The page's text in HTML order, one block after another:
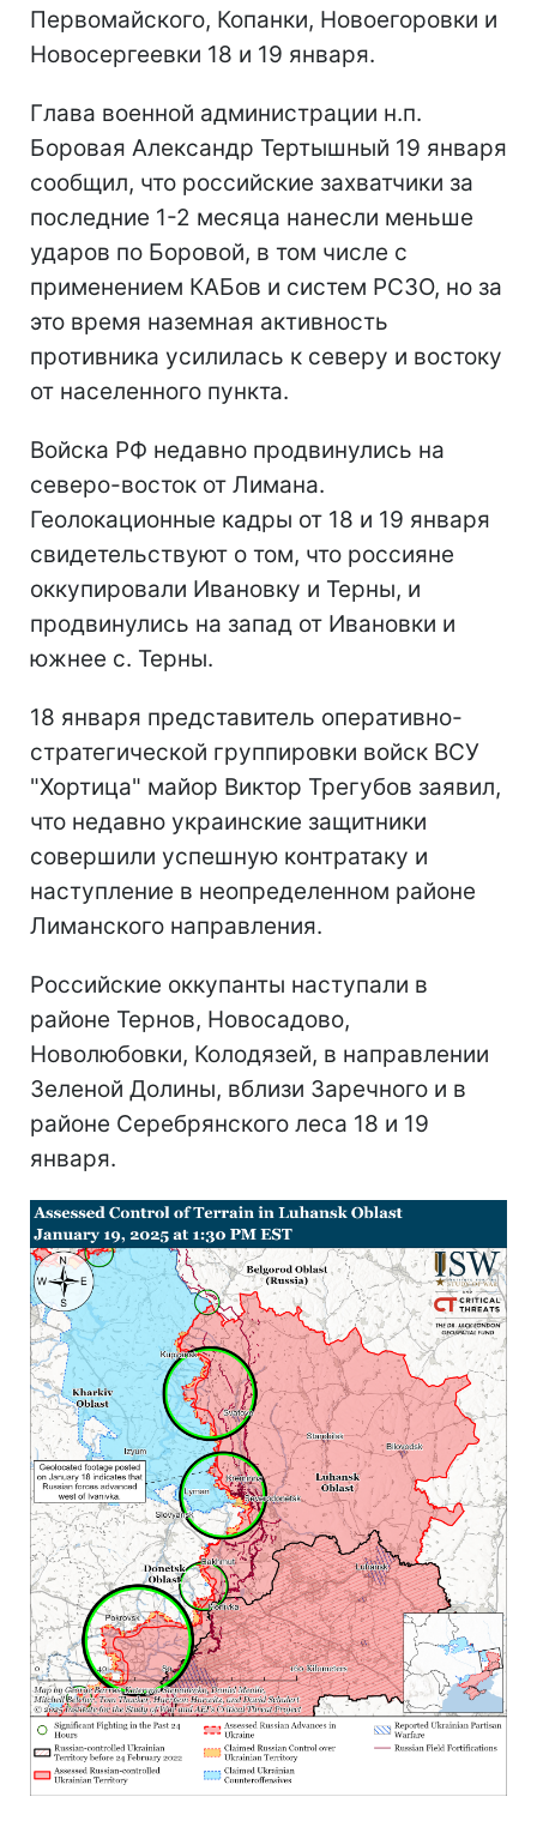
Первомайского, Копанки, Новоегоровки и
Новосергеевки 18 и 19 января.
Глава военной администрации н.п.
Боровая Александр Тертышный 19 января
сообщил, что российские захватчики за
последние 1-2 месяца нанесли меньше
ударов по Боровой, в том числе с
применением КАБов и систем РСЗО, но за
это время наземная активность
противника усилилась к северу и востоку
от населенного пункта.
Войска РФ недавно продвинулись на
северо-восток от Лимана.
Геолокационные кадры от 18 и 19 января
свидетельствуют о том, что россияне
оккупировали Ивановку и Терны, и
продвинулись на запад от Ивановки и
южнее с. Терны.
18 января представитель оперативно-
стратегической группировки войск ВСУ
"Хортица" майор Виктор Трегубов заявил,
что недавно украинские защитники
совершили успешную контратаку и
наступление в неопределенном районе
Лиманского направления.
Российские оккупанты наступали в
районе Тернов, Новосадово,
Новолюбовки, Колодязей, в направлении
Зеленой Долины, вблизи Заречного и в
районе Серебрянского леса 18 и 19
января.